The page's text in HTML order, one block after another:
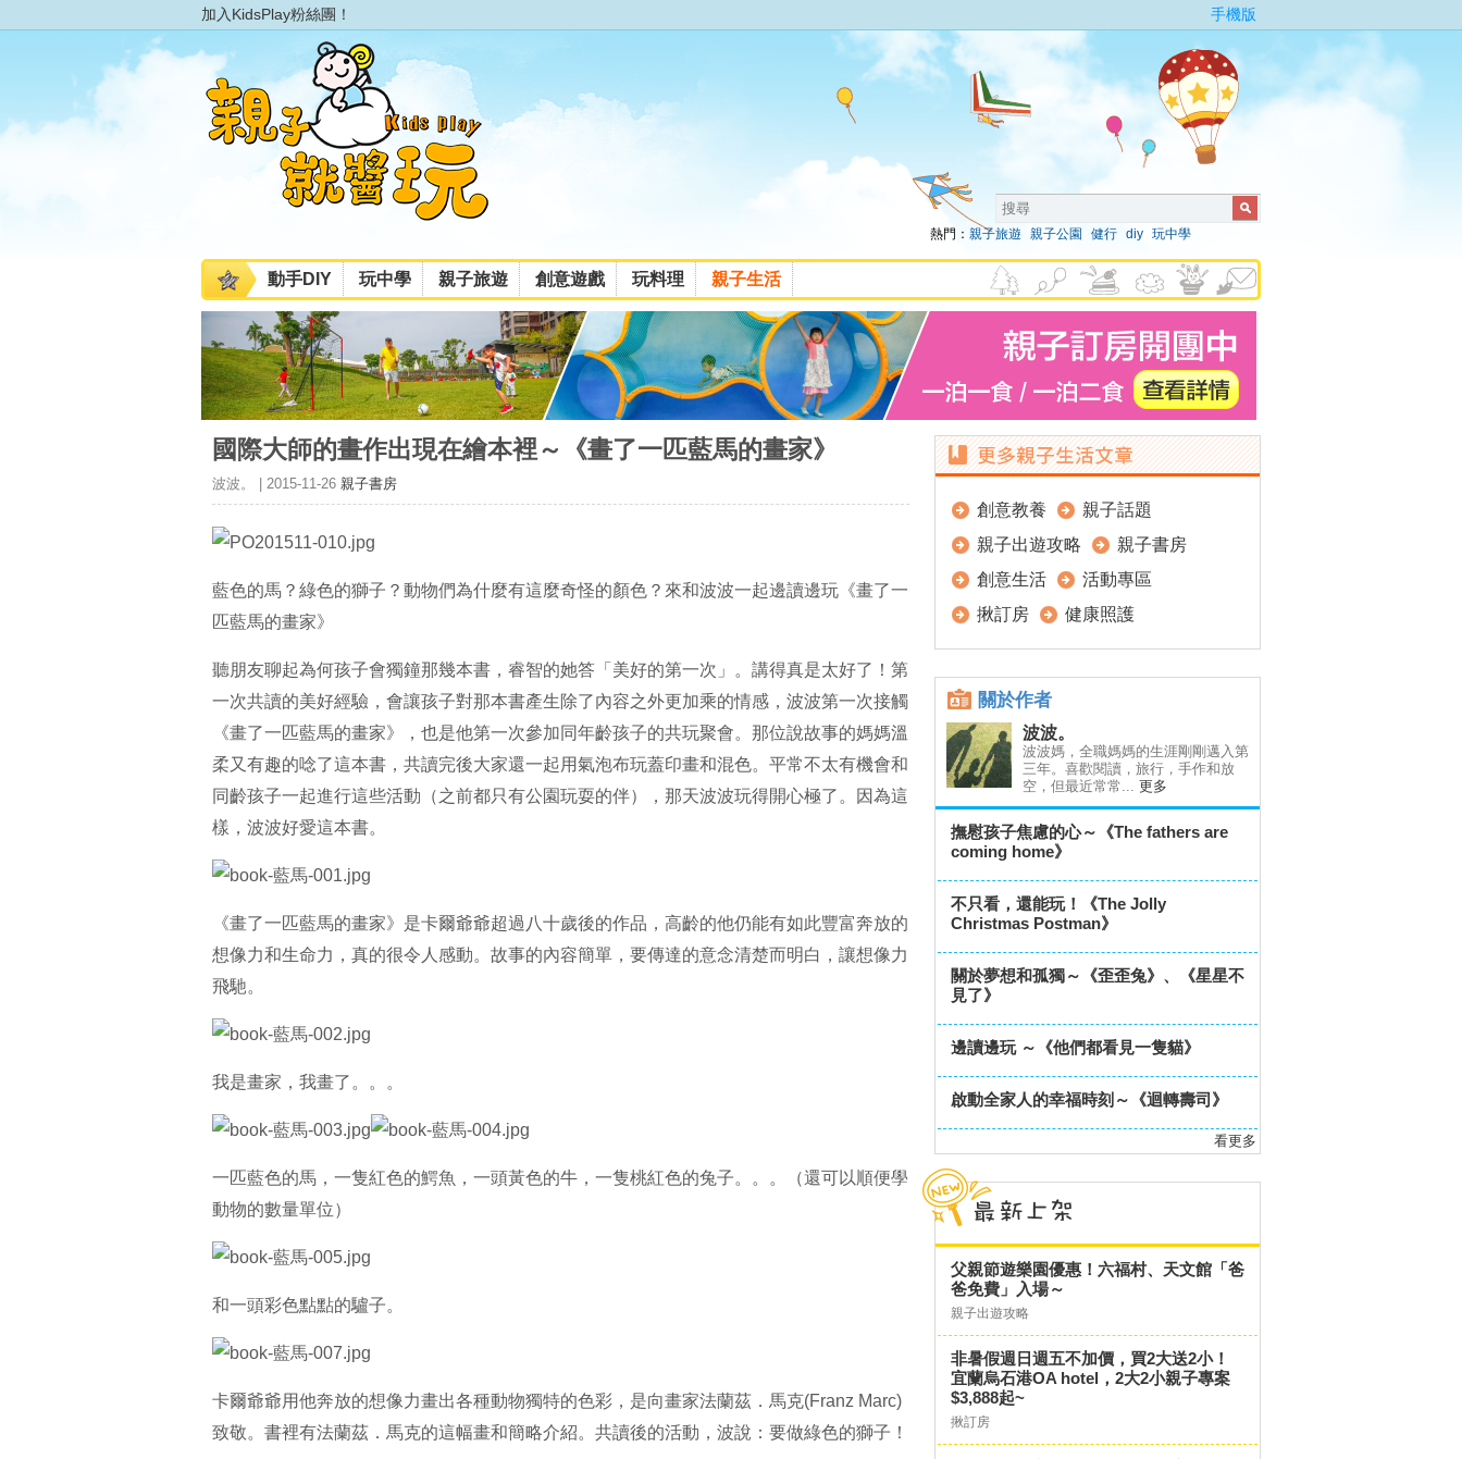
加入KidsPlay粉絲團！ 手機版
熱門： 親子旅遊 親子公園 健行 diy 玩中學
動手DIY 玩中學 親子旅遊 創意遊戲 玩料理 親子生活
國際大師的畫作出現在繪本裡～《畫了一匹藍馬的畫家》
波波。 | 2015-11-26 親子書房
藍色的馬？綠色的獅子？動物們為什麼有這麼奇怪的顏色？來和波波一起邊讀邊玩《畫了一
匹藍馬的畫家》
聽朋友聊起為何孩子會獨鐘那幾本書，睿智的她答「美好的第一次」。講得真是太好了！第
一次共讀的美好經驗，會讓孩子對那本書產生除了內容之外更加乘的情感，波波第一次接觸
《畫了一匹藍馬的畫家》，也是他第一次參加同年齡孩子的共玩聚會。那位說故事的媽媽溫
柔又有趣的唸了這本書，共讀完後大家還一起用氣泡布玩蓋印畫和混色。平常不太有機會和
同齡孩子一起進行這些活動（之前都只有公園玩耍的伴），那天波波玩得開心極了。因為這
樣，波波好愛這本書。
《畫了一匹藍馬的畫家》是卡爾爺爺超過八十歲後的作品，高齡的他仍能有如此豐富奔放的
想像力和生命力，真的很令人感動。故事的內容簡單，要傳達的意念清楚而明白，讓想像力
飛馳。
我是畫家，我畫了。。。
一匹藍色的馬，一隻紅色的鰐魚，一頭黃色的牛，一隻桃紅色的兔子。。。（還可以順便學
動物的數量單位）
和一頭彩色點點的驢子。
卡爾爺爺用他奔放的想像力畫出各種動物獨特的色彩，是向畫家法蘭茲．馬克(Franz Marc)
致敬。書裡有法蘭茲．馬克的這幅畫和簡略介紹。共讀後的活動，波說：要做綠色的獅子！
創意教養
親子話題
親子出遊攻略
親子書房
創意生活
活動專區
揪訂房
健康照護
關於作者
波波。
波波媽，全職媽媽的生涯剛剛邁入第
三年。喜歡閱讀，旅行，手作和放
空，但最近常常... 更多
撫慰孩子焦慮的心～《The fathers are
coming home》
不只看，還能玩！《The Jolly
Christmas Postman》
關於夢想和孤獨～《歪歪兔》、《星星不
見了》
邊讀邊玩 ～《他們都看見一隻貓》
啟動全家人的幸福時刻～《迴轉壽司》
看更多
父親節遊樂園優惠！六福村、天文館「爸
爸免費」入場～
親子出遊攻略
非暑假週日週五不加價，買2大送2小！
宜蘭烏石港OA hotel，2大2小親子專案
$3,888起~
揪訂房